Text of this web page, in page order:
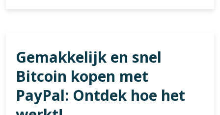
uw
Investering
Gemakkelijk en snel
Bitcoin kopen met
PayPal: Ontdek hoe het